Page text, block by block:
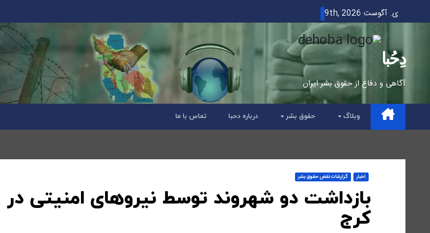
to
ی. آگوست 9th, 2026
دِحُبا
آگاهی و دفاع از حقوق بشر ایران
وبلاگ حقوق بشر درباره دحبا تماس با ما
اخبار گزارشات نقض حقوق بشر
بازداشت دو شهروند توسط نیروهای امنیتی در
کرج